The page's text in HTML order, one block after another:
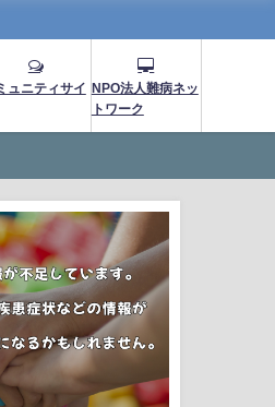
ュニティサイ
NPO法人難病ネッ
トワーク